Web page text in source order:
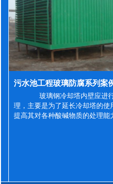
污水池工程玻璃防腐系列案
玻璃钢冷却塔内壁应进
理，主要是为了延长冷却塔的使
提高其对各种酸碱物质的处理能